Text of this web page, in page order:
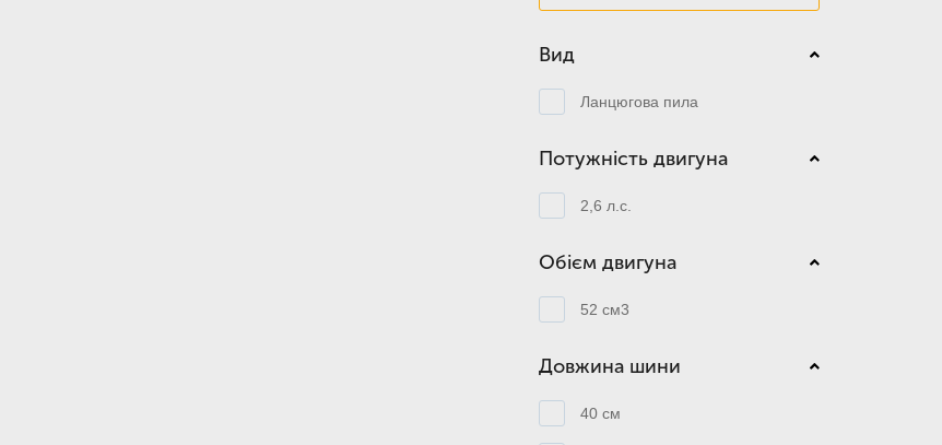
Вид
Ланцюгова пила
Потужність двигуна
2,6 л.с.
Обієм двигуна
52 см3
Довжина шини
40 см